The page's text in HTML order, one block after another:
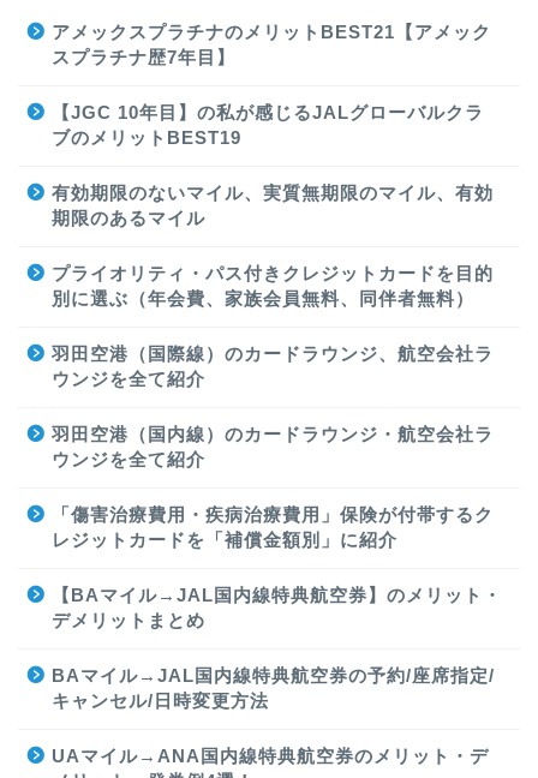
アメックスプラチナのメリットBEST21【アメック
スプラチナ歴7年目】
【JGC 10年目】の私が感じるJALグローバルクラ
ブのメリットBEST19
有効期限のないマイル、実質無期限のマイル、有効
期限のあるマイル
プライオリティ・パス付きクレジットカードを目的
別に選ぶ（年会費、家族会員無料、同伴者無料）
羽田空港（国際線）のカードラウンジ、航空会社ラ
ウンジを全て紹介
羽田空港（国内線）のカードラウンジ・航空会社ラ
ウンジを全て紹介
「傷害治療費用・疾病治療費用」保険が付帯するク
レジットカードを「補償金額別」に紹介
【BAマイル→JAL国内線特典航空券】のメリット・
デメリットまとめ
BAマイル→JAL国内線特典航空券の予約/座席指定/
キャンセル/日時変更方法
UAマイル→ANA国内線特典航空券のメリット・デ